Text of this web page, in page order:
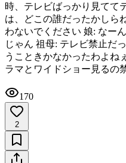
時、テレビばっかり見てて
は、どこの誰だったかしら
わないでください 娘: なー
じゃん 祖母: テレビ禁止だ
うこときかなかったわよね
ラマとワイドショー見るの
170
2